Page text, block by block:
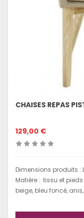
CHAISES REPAS
129,00 €
Dimensions produits :
Matière : tissu et
beige, bleu foncé,